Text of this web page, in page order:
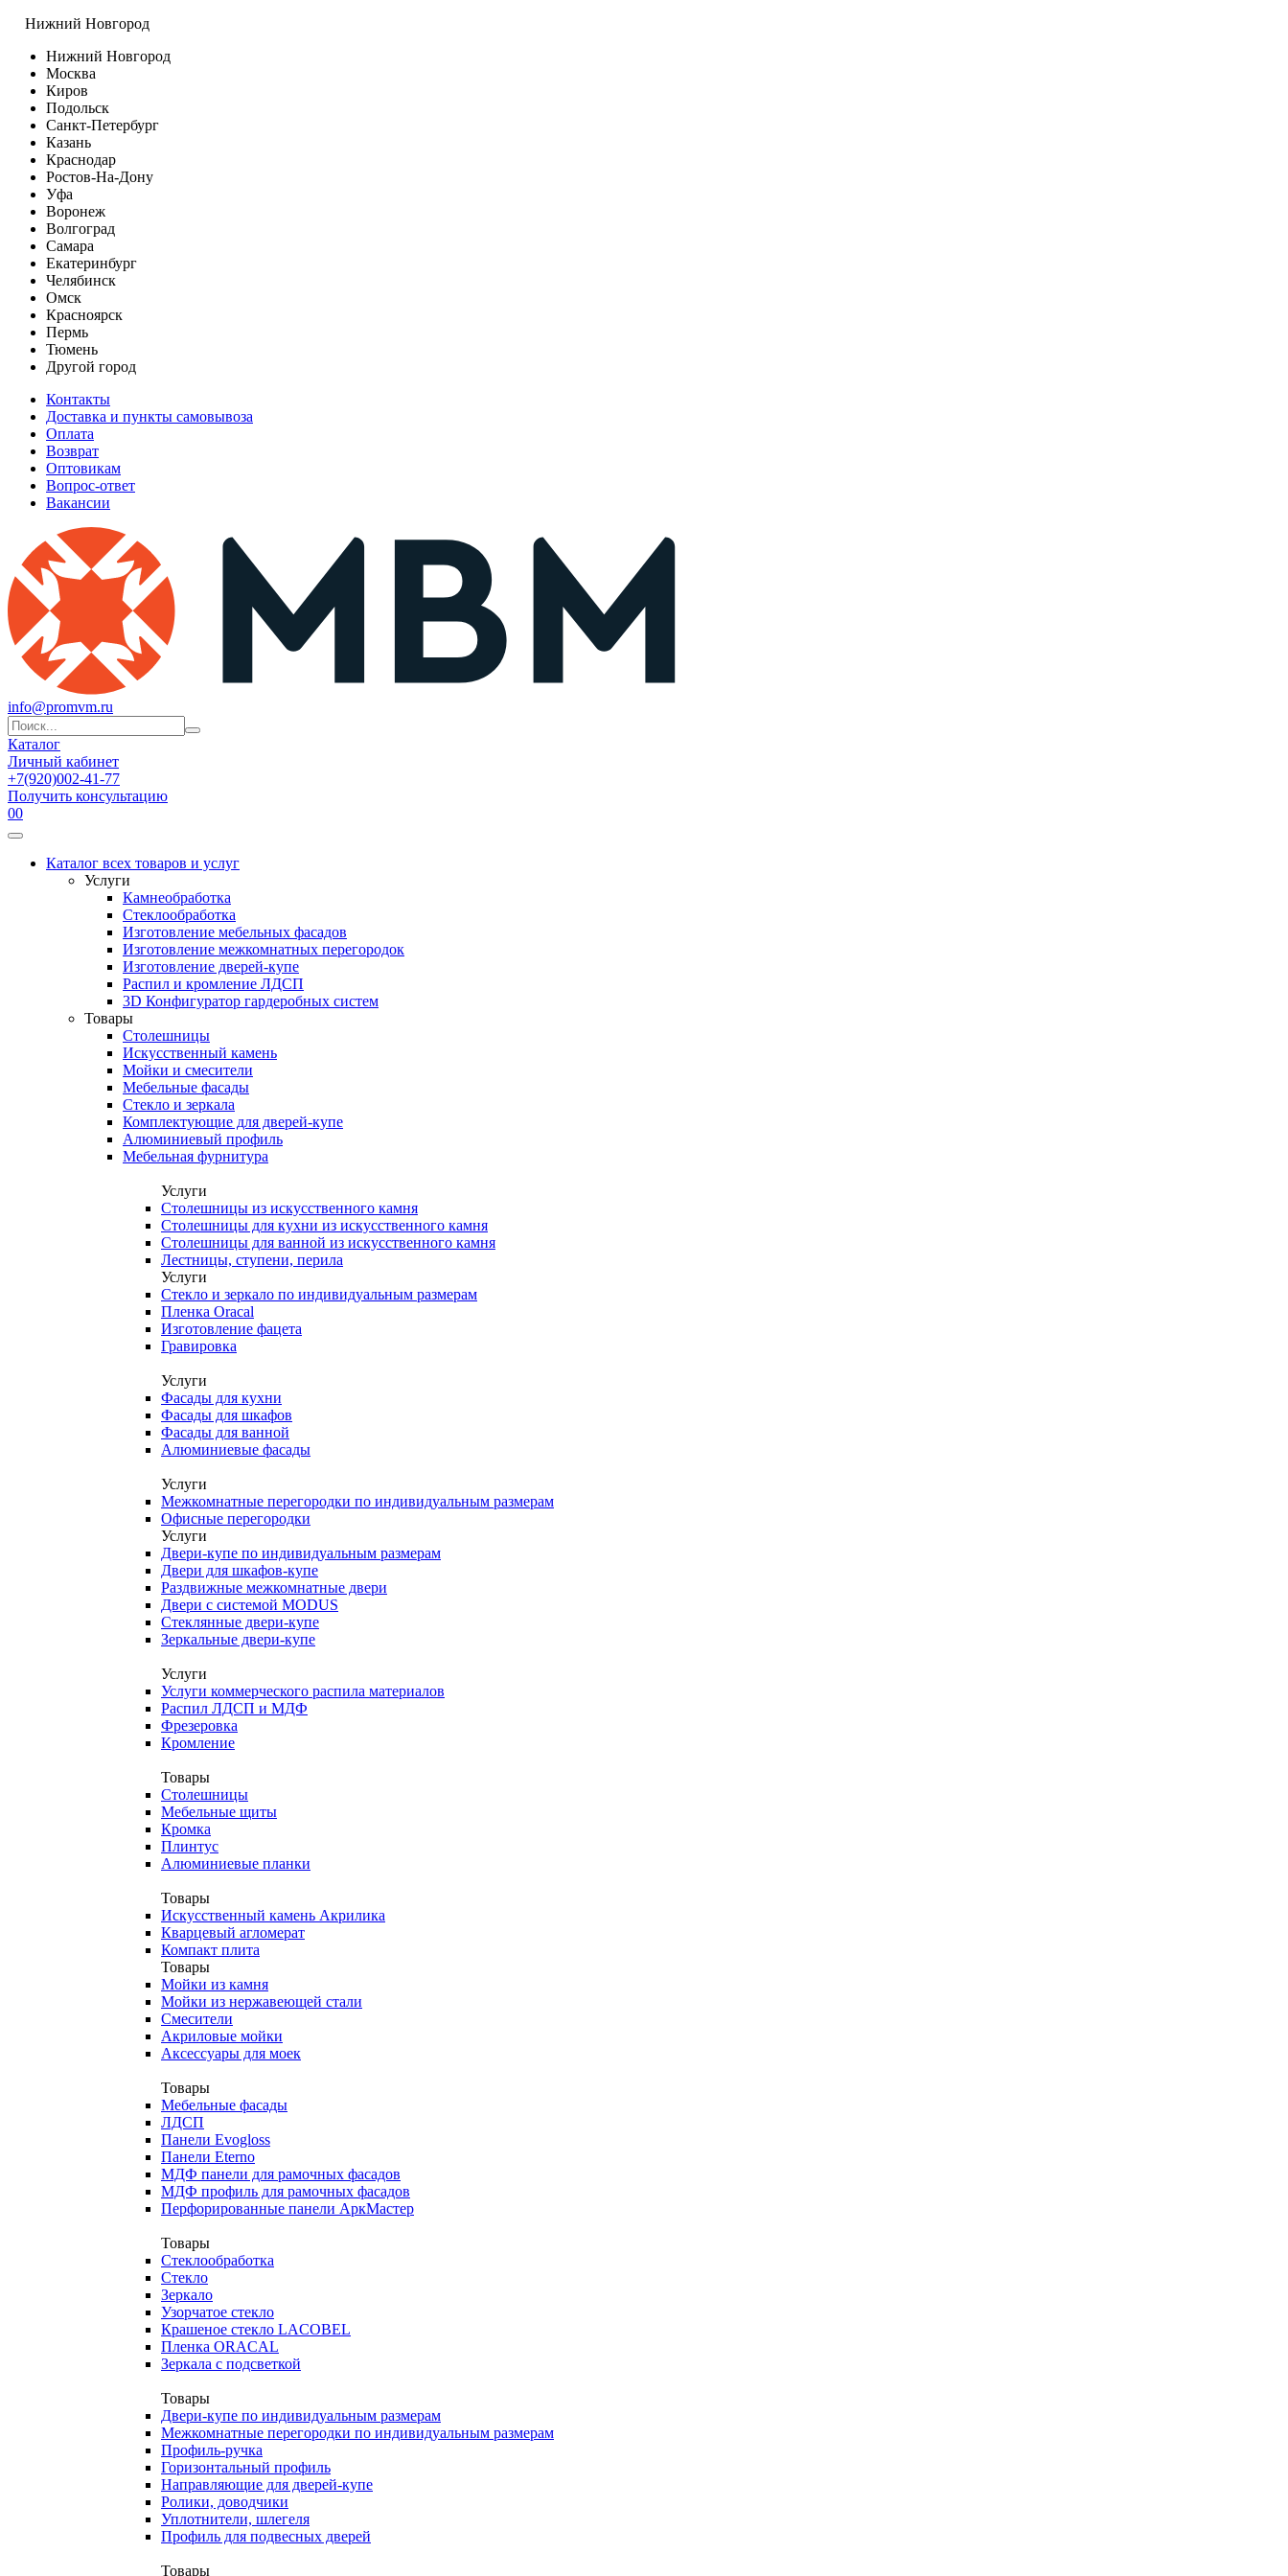
Нижний Новгород
Нижний Новгород
Москва
Киров
Подольск
Санкт-Петербург
Казань
Краснодар
Ростов-На-Дону
Уфа
Воронеж
Волгоград
Самара
Екатеринбург
Челябинск
Омск
Красноярск
Пермь
Тюмень
Другой город
Контакты
Доставка и пункты самовывоза
Оплата
Возврат
Оптовикам
Вопрос-ответ
Вакансии
info@promvm.ru
Каталог
Личный кабинет
+7(920)002-41-77
Получить консультацию
00
Каталог всех товаров и услуг
Услуги
Камнеобработка
Стеклообработка
Изготовление мебельных фасадов
Изготовление межкомнатных перегородок
Изготовление дверей-купе
Распил и кромление ЛДСП
3D Конфигуратор гардеробных систем
Товары
Столешницы
Искусственный камень
Мойки и смесители
Мебельные фасады
Стекло и зеркала
Комплектующие для дверей-купе
Алюминиевый профиль
Мебельная фурнитура
Услуги
Столешницы из искусственного камня
Столешницы для кухни из искусственного камня
Столешницы для ванной из искусственного камня
Лестницы, ступени, перила
Услуги
Стекло и зеркало по индивидуальным размерам
Пленка Oracal
Изготовление фацета
Гравировка
Услуги
Фасады для кухни
Фасады для шкафов
Фасады для ванной
Алюминиевые фасады
Услуги
Межкомнатные перегородки по индивидуальным размерам
Офисные перегородки
Услуги
Двери-купе по индивидуальным размерам
Двери для шкафов-купе
Раздвижные межкомнатные двери
Двери с системой MODUS
Стеклянные двери-купе
Зеркальные двери-купе
Услуги
Услуги коммерческого распила материалов
Распил ЛДСП и МДФ
Фрезеровка
Кромление
Товары
Столешницы
Мебельные щиты
Кромка
Плинтус
Алюминиевые планки
Товары
Искусственный камень Акрилика
Кварцевый агломерат
Компакт плита
Товары
Мойки из камня
Мойки из нержавеющей стали
Смесители
Акриловые мойки
Аксессуары для моек
Товары
Мебельные фасады
ЛДСП
Панели Evogloss
Панели Eterno
МДФ панели для рамочных фасадов
МДФ профиль для рамочных фасадов
Перфорированные панели АркМастер
Товары
Стеклообработка
Стекло
Зеркало
Узорчатое стекло
Крашеное стекло LACOBEL
Пленка ORACAL
Зеркала с подсветкой
Товары
Двери-купе по индивидуальным размерам
Межкомнатные перегородки по индивидуальным размерам
Профиль-ручка
Горизонтальный профиль
Направляющие для дверей-купе
Ролики, доводчики
Уплотнители, шлегеля
Профиль для подвесных дверей
Товары